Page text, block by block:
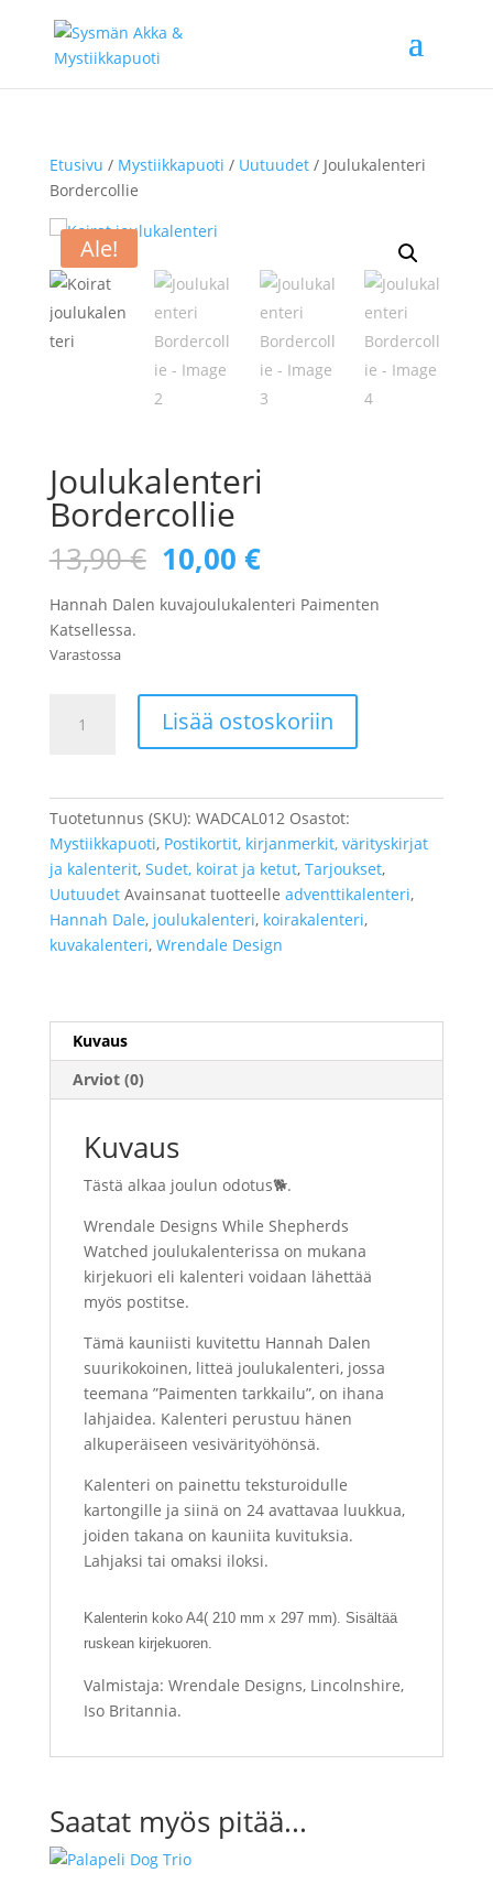
Etusivu / Mystiikkapuoti / Uutuudet/ Joulukalenteri
Bordercollie
Ale!
Joulukalenteri
Bordercollie
13,90€ Alkuperäinen
hinta
oli:
10,00 €Nykyinen
hinta
on:
Hannah Dalen kuvajoulukalenteri Paimenten
Katsellessa.
Varastossa
Bordercollie
Lisää ostoskoriin
Tuotetunnus (SKU): WADCAL012 Osastot:
Mystiikkapuoti, Postikortit, kirjanmerkit, värityskirjat
ja kalenterit, Sudet, koirat ja ketut, Tarjoukset,
Uutuudet Avainsanat tuotteelle adventtikalenteri,
Hannah Dale, joulukalenteri, koirakalenteri,
kuvakalenteri, Wrendale Design
Kuvaus
Arviot (0)
Kuvaus
Tästä alkaa joulun odotus🐕.
Wrendale Designs While Shepherds
Watched joulukalenterissa on mukana
kirjekuori eli kalenteri voidaan lähettää
myös postitse.
Tämä kauniisti kuvitettu Hannah Dalen
suurikokoinen, litteä joulukalenteri, jossa
teemana ”Paimenten tarkkailu”, on ihana
lahjaidea. Kalenteri perustuu hänen
alkuperäiseen vesivärityöhönsä.
Kalenteri on painettu teksturoidulle
kartongille ja siinä on 24 avattavaa luukkua,
joiden takana on kauniita kuvituksia.
Lahjaksi tai omaksi iloksi.
Kalenterin koko A4( 210 mm x 297 mm). Sisältää
ruskean kirjekuoren.
Valmistaja: Wrendale Designs, Lincolnshire,
Iso Britannia.
Saatat myös pitää...